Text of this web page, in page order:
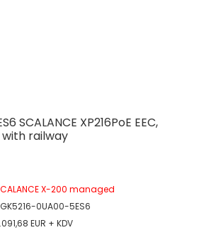
SCALANCE XP216PoE EEC,
with railway
X-200 managed
0UA00-5ES6
EUR + KDV